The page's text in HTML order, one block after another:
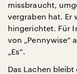
missbraucht,
vergraben hat. Er
hingerichtet. Für
von „Pennywise“
„Es“.
Das Lachen